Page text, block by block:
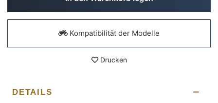
Kompatibilität der Modelle
Drucken
DETAILS